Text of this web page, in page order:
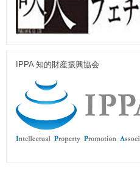
IPPA 知的財産振興協会